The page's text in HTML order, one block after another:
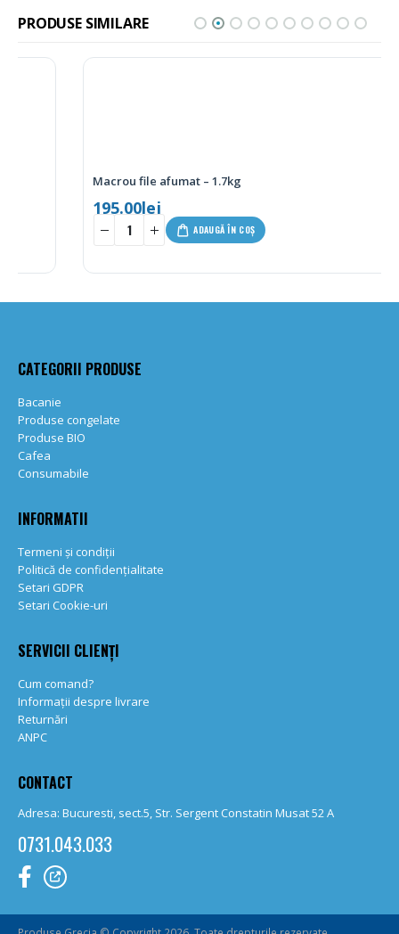
PRODUSE SIMILARE
Macrou file afumat – 1.7kg
lei
ADAUGĂ ÎN COȘ
CATEGORII PRODUSE
Bacanie
Produse congelate
Produse BIO
Cafea
Consumabile
INFORMATII
Termeni și condiții
Politică de confidențialitate
Setari GDPR
Setari Cookie-uri
SERVICII CLIENȚI
Cum comand?
Informații despre livrare
Returnări
ANPC
CONTACT
Adresa: Bucuresti, sect.5, Str. Sergent Constatin Musat 52 A
0731.043.033